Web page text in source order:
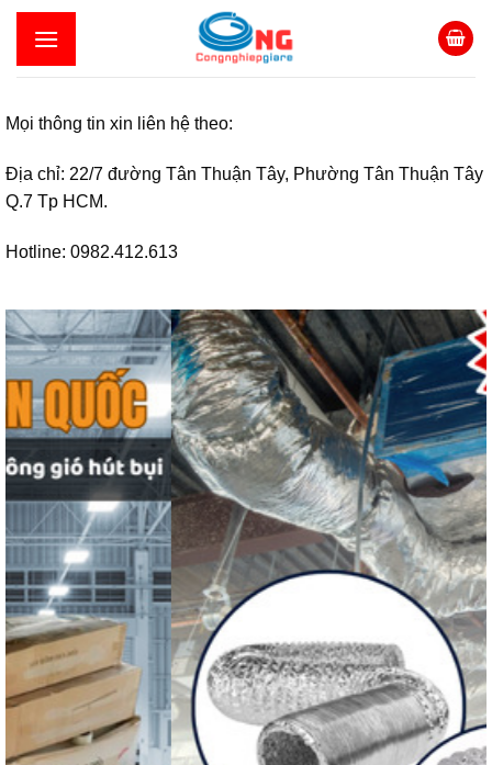
Skip
content
Mọi thông tin xin liên hệ theo:
Địa chỉ: 22/7 đường Tân Thuận Tây, Phường Tân Thuận Tây
Q.7 Tp HCM.
Hotline: 0982.412.613